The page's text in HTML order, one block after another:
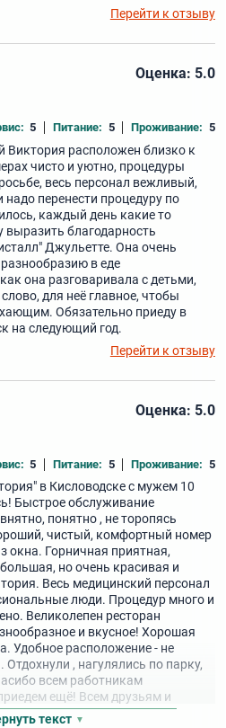
Перейти к отзыву
Оценка: 5.0
5 Питание: 5 Проживание: 5
Виктория расположен близко к
чисто и уютно, процедуры
весь персонал вежливый,
надо перенести процедуру по
каждый день какие то
выразить благодарность
Джульетте. Она очень
в еде
она разговаривала с детьми,
для неё главное, чтобы
Обязательно приеду в
на следующий год.
Перейти к отзыву
Оценка: 5.0
5 Питание: 5 Проживание: 5
в Кисловодске с мужем 10
Быстрое обслуживание
понятно , не торопясь
чистый, комфортный номер
окна. Горничная приятная,
но очень красивая и
Весь медицинский персонал
люди. Процедур много и
Великолепен ресторан
и вкусное! Хорошая
Удобное расположение - не
, нагулялись по парку,
всем работникам
ещё! Всем друзьям и
в "Виктории".
текст